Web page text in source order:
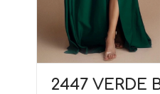
2447 VERDE